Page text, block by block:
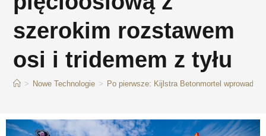
szerokim rozstawem
osi i tridemem z tyłu
> Nowe Technologie > Po pierwsze: Kijlstra Betonmortel